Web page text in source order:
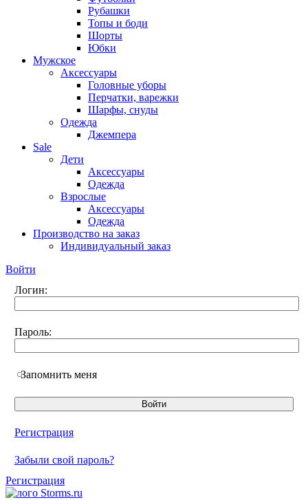
Рубашки
Топы и боди
Шорты
Юбки
Мужское
Аксессуары
Головные уборы
Перчатки, варежки
Шарфы, снуды
Одежда
Джемпера
Sale
Дети
Аксессуары
Одежда
Взрослые
Аксессуары
Одежда
Производство на заказ
Индивидуальный заказ
Войти
Логин:
Пароль:
Запомнить меня
Регистрация
Забыли свой пароль?
Регистрация